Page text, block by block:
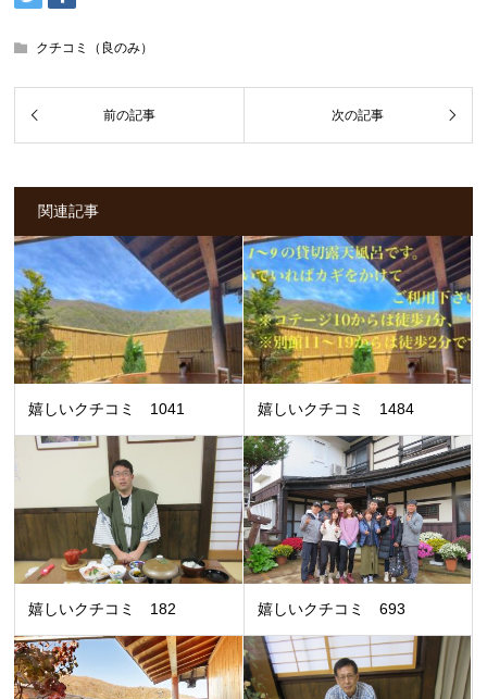
クチコミ（良のみ）
関連記事
嬉しいクチコミ 1041 嬉しいクチコミ 1484
嬉しいクチコミ 182 嬉しいクチコミ 693